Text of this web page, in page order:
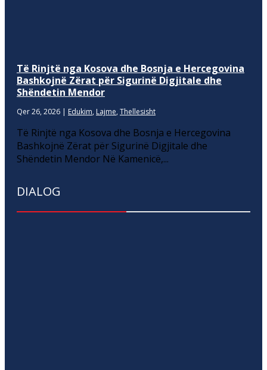
Të Rinjtë nga Kosova dhe Bosnja e Hercegovina
Bashkojnë Zërat për Sigurinë Digjitale dhe
Shëndetin Mendor
Qer 26, 2026 | Edukim, Lajme, Thellesisht
Të Rinjtë nga Kosova dhe Bosnja e Hercegovina
Bashkojnë Zërat për Sigurinë Digjitale dhe
Shëndetin Mendor Në Kamenicë,...
DIALOG